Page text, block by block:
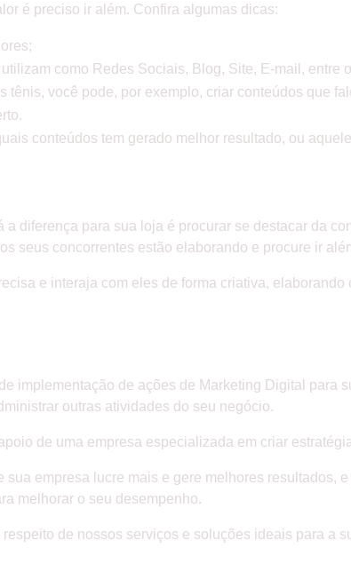
é preciso ir além. Confira algumas dicas:
como Redes Sociais, Blog, Site, E-mail, entre
tênis, você pode, por exemplo, criar conteúdos que
conteúdos tem gerado melhor resultado, ou
a diferença para sua loja é procurar se destacar da
seus concorrentes estão elaborando e procure ir
e interaja com eles de forma criativa,
implementação de ações de Marketing Digital para
outras atividades do seu negócio.
de uma empresa especializada em criar
sua empresa lucre mais e gere melhores resultados,
melhorar o seu desempenho.
de nossos serviços e soluções ideais para a